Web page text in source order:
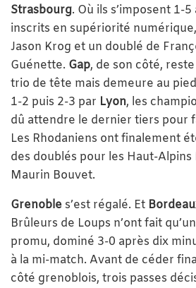
Strasbourg. Où ils s’imposent 1-
inscrits en supériorité
Jason Krog et un doublé de
Guénette. Gap, de son côté,
trio de tête mais demeure au
1-2 puis 2-3 par Lyon, les
dû attendre le dernier tiers pour
Les Rhodaniens ont finalement
des doublés pour les Haut-
Maurin Bouvet.
Grenoble s’est régalé. Et
Brûleurs de Loups n’ont fait
promu, dominé 3-0 après dix
à la mi-match. Avant de céder
côté grenoblois, trois passes